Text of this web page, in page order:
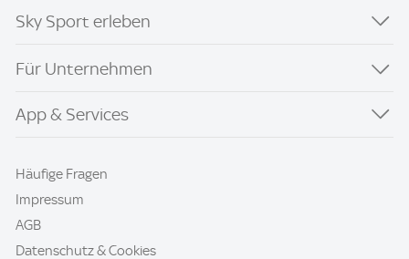
Sky Sport erleben
Für Unternehmen
App & Services
Häufige Fragen
Impressum
AGB
Datenschutz & Cookies